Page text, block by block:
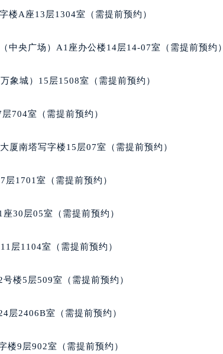
润大厦B座17层1707室（需提前预约）
达中心东1幢20楼2002室（需提前预约）
号兰州中心写字楼21层2102室（需提前预约）
宝玑售后服务中心（需提前预约）
售后服务中心（需提前预约）
玑售后服务中心（需提前预约）
玑售后服务中心（需提前预约）
宝玑售后服务中心（需提前预约）
售后服务中心（需提前预约）
售后服务中心（需提前预约）
售后服务中心（需提前预约）
楼A座13层1304室（需提前预约）
中央广场）A1座办公楼14层14-07室（需提前预约）
象城）15层1508室（需提前预约）
704室（需提前预约）
厦南塔写字楼15层07室（需提前预约）
1701室（需提前预约）
30层05室（需提前预约）
层1104室（需提前预约）
楼5层509室（需提前预约）
层2406B室（需提前预约）
楼9层902室（需提前预约）